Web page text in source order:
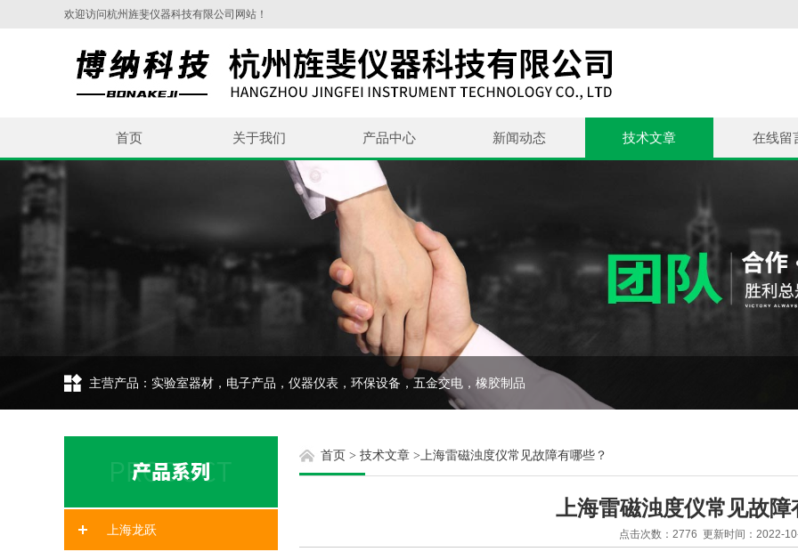
欢迎访问杭州旌斐仪器科技有限公司网站！
首页 关于我们 产品中心 新闻动态 技术文章 在线留
主营产品：实验室器材，电子产品，仪器仪表，环保设备，五金交电，橡胶制品
上海龙跃
首页 > 技术文章 >上海雷磁浊度仪常见故障有哪些？
上海雷磁浊度仪常见故障
点击次数：2776 更新时间：2022-